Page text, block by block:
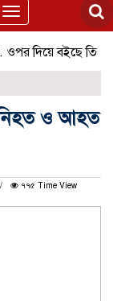
Toggle
navigation
বইছে তিস্তার পানি
নিহত ও আহত
৭৭৫ Time View